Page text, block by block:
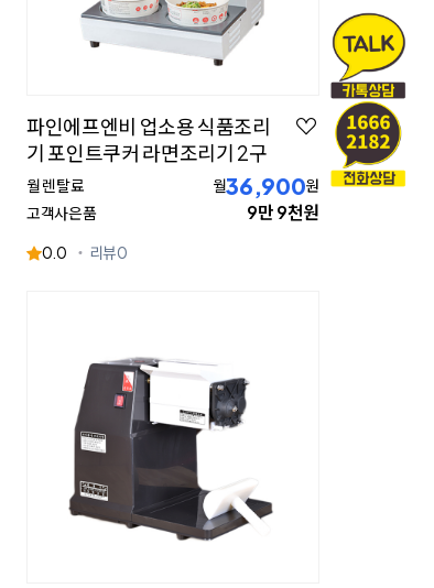
파인에프엔비 업소용 식품조리
기 포인트쿠커 라면조리기 2구
월 렌탈료 월36,900원
고객사은품
9만 9천원
0.0 리뷰0